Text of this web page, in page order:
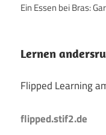
Ein Essen bei Bras:
Lernen
Flipped Learning
flipped.stif2.de